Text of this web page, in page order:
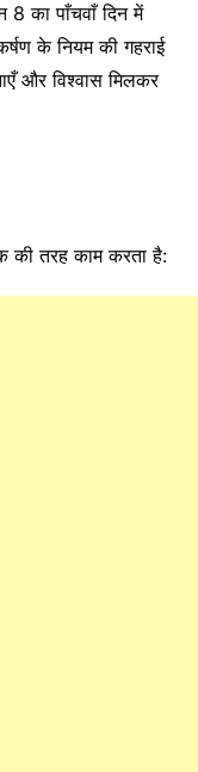
8 का पाँचवाँ दिन में
के नियम की गहराई
और विश्वास मिलकर
की तरह काम करता है: